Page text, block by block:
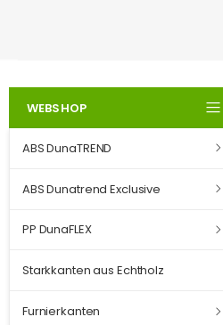
WEBSHOP
ABS DunaTREND
ABS Dunatrend Exclusive
PP DunaFLEX
Starkkanten aus Echtholz
Furnierkanten